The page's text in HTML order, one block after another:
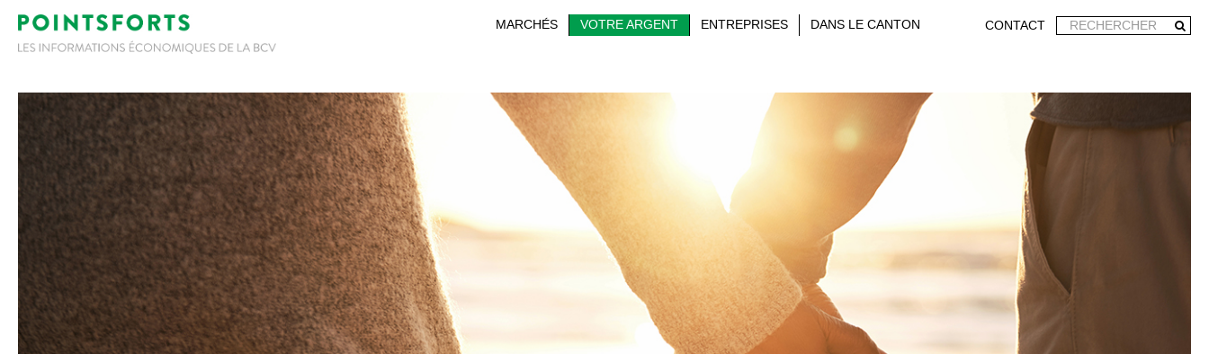
MARCHÉS VOTRE ARGENT ENTREPRISES DANS LE CANTON CONTACT